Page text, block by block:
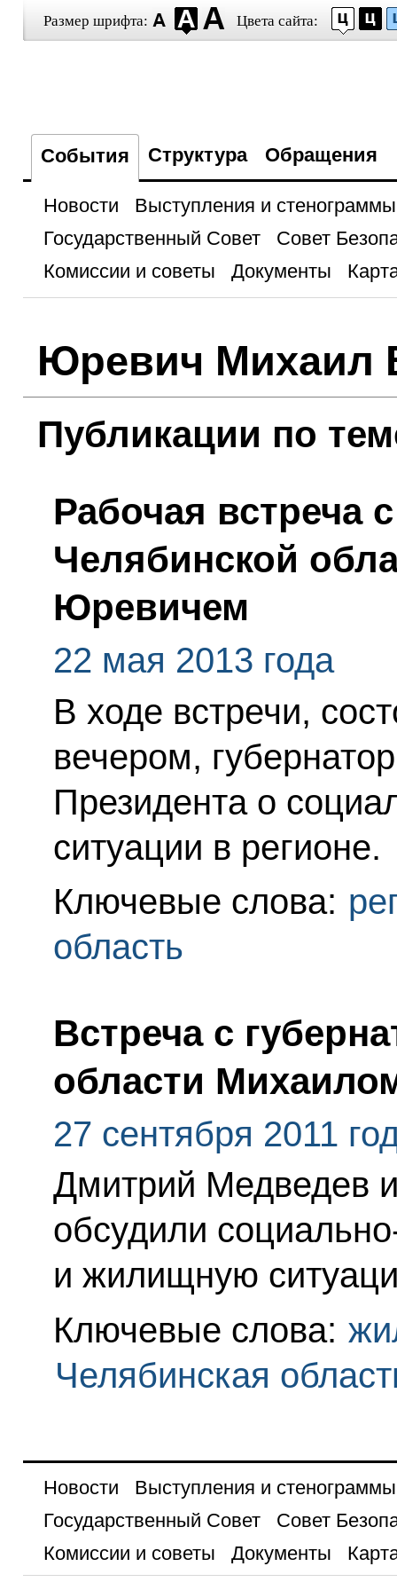
Размер шрифта: Цвета сайта:
События Структура Обращения
Новости
Выступления и стенограммы
Государственный Совет
Совет
Комиссии и советы
Документы
Юревич Михаил
Публикации по
Рабочая встреча
Челябинской
Юревичем
22 мая 2013 года
В ходе встречи,
вечером,
Президента о
ситуации в регионе.
Ключевые слова:
область
Встреча с
области
27 сентября 2011
Дмитрий Медведев
обсудили
и жилищную
Ключевые слова:
Челябинская
Новости
Выступления и стенограммы
Государственный Совет
Совет
Комиссии и советы
Документы